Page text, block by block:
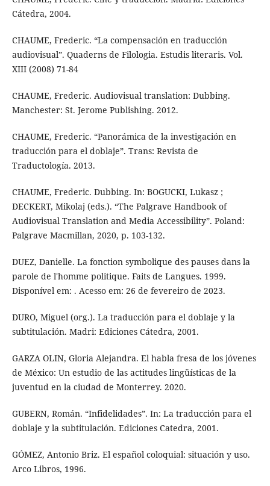
Cátedra, 2004.
CHAUME, Frederic. “La compensación en traducción
audiovisual”. Quaderns de Filologia. Estudis literaris. Vol.
XIII (2008) 71-84
CHAUME, Frederic. Audiovisual translation: Dubbing.
Manchester: St. Jerome Publishing. 2012.
CHAUME, Frederic. “Panorámica de la investigación en
traducción para el doblaje”. Trans: Revista de
Traductología. 2013.
CHAUME, Frederic. Dubbing. In: BOGUCKI, Lukasz ;
DECKERT, Mikolaj (eds.). “The Palgrave Handbook of
Audiovisual Translation and Media Accessibility”. Poland:
Palgrave Macmillan, 2020, p. 103-132.
DUEZ, Danielle. La fonction symbolique des pauses dans la
parole de l'homme politique. Faits de Langues. 1999.
Disponível em: . Acesso em: 26 de fevereiro de 2023.
DURO, Miguel (org.). La traducción para el doblaje y la
subtitulación. Madri: Ediciones Cátedra, 2001.
GARZA OLIN, Gloria Alejandra. El habla fresa de los jóvenes
de México: Un estudio de las actitudes lingüísticas de la
juventud en la ciudad de Monterrey. 2020.
GUBERN, Román. “Infidelidades”. In: La traducción para el
doblaje y la subtitulación. Ediciones Catedra, 2001.
GÓMEZ, Antonio Briz. El español coloquial: situación y uso.
Arco Libros, 1996.